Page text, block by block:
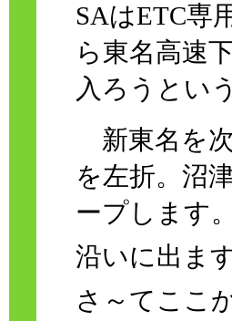
SAはETC専
ら東名高速
入ろうとい
新東名を
を左折。沼
ープします
沿いに出ます
さ～てここ